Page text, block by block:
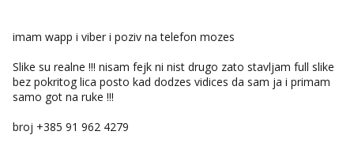
imam wapp i viber i poziv na telefon mozes
Slike su realne !!! nisam fejk ni nist drugo zato stavljam full slike
bez pokritog lica posto kad dodzes vidices da sam ja i primam
samo got na ruke !!!
broj +385 91 962 4279